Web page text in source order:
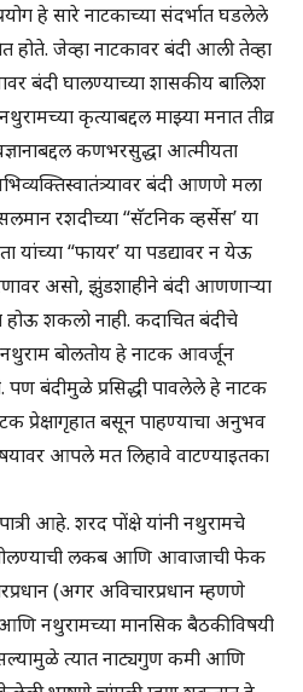
हे सारे नाटकाच्या संदर्भात घडलेले
होते. जेव्हा नाटकावर बंदी आली तेव्हा
बंदी घालण्याच्या शासकीय बालिश
कृत्याबद्दल माझ्या मनात तीव्र
कणभरसुद्धा आत्मीयता
बंदी आणणे मला
रशदीच्या “सॅटनिक व्हर्सेस’ या
यांच्या “फायर’ या पडद्यावर न येऊ
असो, झुंडशाहीने बंदी आणणाऱ्या
शकलो नाही. कदाचित बंदीचे
बोलतोय हे नाटक आवर्जून
बंदीमुळे प्रसिद्धी पावलेले हे नाटक
प्रेक्षागृहात बसून पाहण्याचा अनुभव
आपले मत लिहावे वाटण्याइतका
आहे. शरद पोंक्षे यांनी नथुरामचे
लकब आणि आवाजाची फेक
(अगर अविचारप्रधान म्हणणे
नथुरामच्या मानसिक बैठकीविषयी
त्यात नाट्यगुण कमी आणि